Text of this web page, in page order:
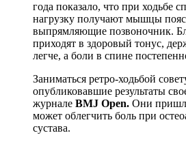
года показало, что при ходьбе
нагрузку получают мышцы
выпрямляющие позвоночник.
приходят в здоровый тонус,
легче, а боли в спине
Заниматься ретро-ходьбой
опубликовавшие результаты
журнале BMJ Open. Они
может облегчить боль при
сустава.